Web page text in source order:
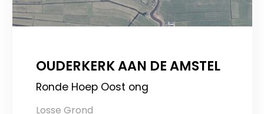
OUDERKERK AAN DE AMSTEL
Ronde Hoep Oost ong
Losse Grond